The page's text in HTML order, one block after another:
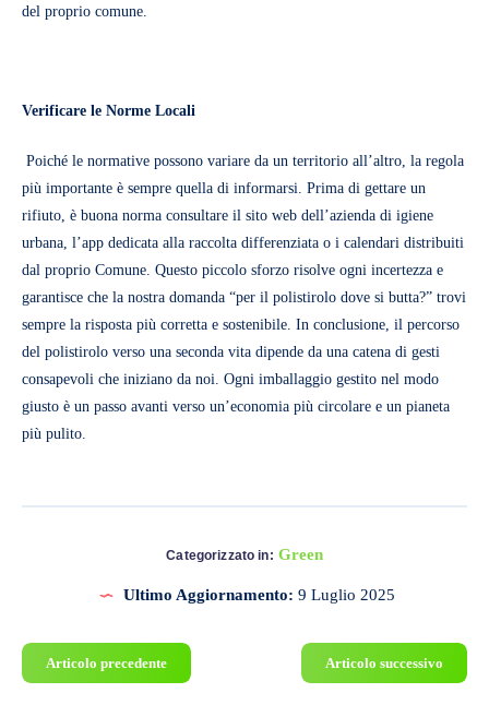
del proprio comune.
Verificare le Norme Locali
Poiché le normative possono variare da un territorio all’altro, la regola
più importante è sempre quella di informarsi. Prima di gettare un
rifiuto, è buona norma consultare il sito web dell’azienda di igiene
urbana, l’app dedicata alla raccolta differenziata o i calendari distribuiti
dal proprio Comune. Questo piccolo sforzo risolve ogni incertezza e
garantisce che la nostra domanda “per il polistirolo dove si butta?” trovi
sempre la risposta più corretta e sostenibile. In conclusione, il percorso
del polistirolo verso una seconda vita dipende da una catena di gesti
consapevoli che iniziano da noi. Ogni imballaggio gestito nel modo
giusto è un passo avanti verso un’economia più circolare e un pianeta
più pulito.
Categorizzato in: Green
Ultimo Aggiornamento: 9 Luglio 2025
Articolo precedente Articolo successivo